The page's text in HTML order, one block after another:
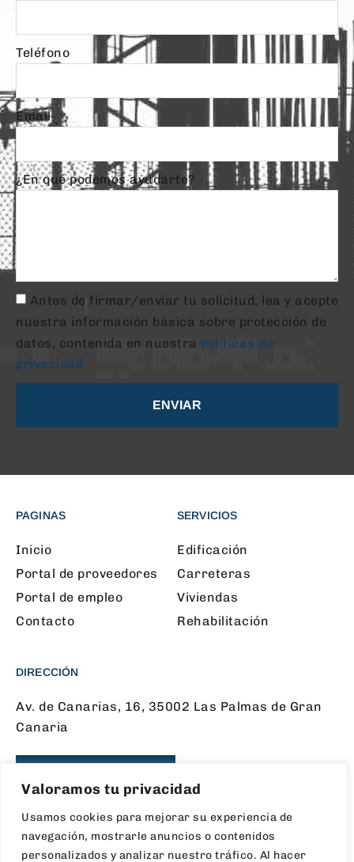
Valoramos tu privacidad
Usamos cookies para mejorar su experiencia de
navegación, mostrarle anuncios o contenidos
personalizados y analizar nuestro tráfico. Al hacer
Teléfono
Email
¿En qué podemos ayudarte?
Antes de firmar/enviar tu solicitud, lea y acepte
nuestra información básica sobre protección de
datos, contenida en nuestra políticas de
privacidad
ENVIAR
PAGINAS
Inicio
Portal de proveedores
Portal de empleo
Contacto
SERVICIOS
Edificación
Carreteras
Viviendas
Rehabilitación
DIRECCIÓN
Av. de Canarias, 16, 35002 Las Palmas de Gran
Canaria
SÍGUENOS EN LAS REDES